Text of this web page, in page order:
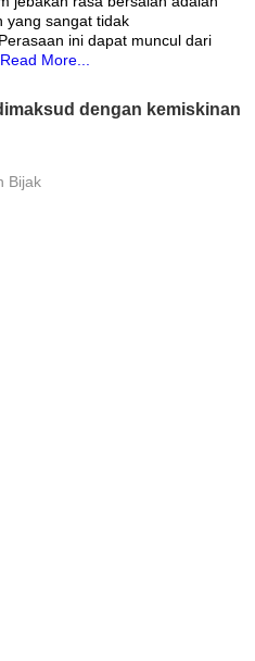
yang sangat tidak
ini dapat muncul dari
Read More...
dengan kemiskinan
Bijak